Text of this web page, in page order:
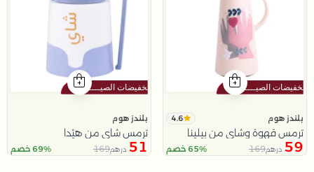
بلندز هوم 4.6
ترمس قهوة وشاي من بيلينا
59 درهم169 65% خصم
بلندز هوم
ترمس شاي من هيْدا
51 درهم169 69% خصم